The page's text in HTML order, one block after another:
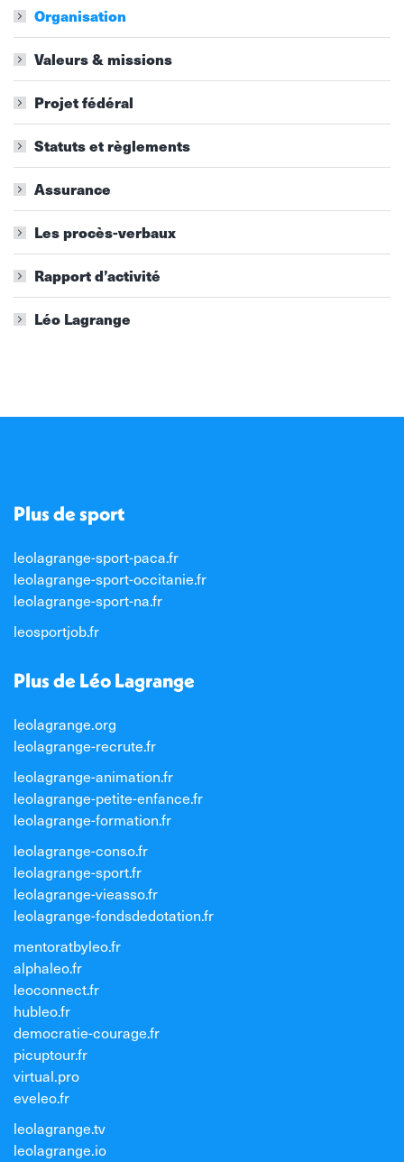
Organisation
Valeurs & missions
Projet fédéral
Statuts et règlements
Assurance
Les procès-verbaux
Rapport d’activité
Léo Lagrange
Plus de sport
leolagrange-sport-paca.fr
leolagrange-sport-occitanie.fr
leolagrange-sport-na.fr
leosportjob.fr
Plus de Léo Lagrange
leolagrange.org
leolagrange-recrute.fr
leolagrange-animation.fr
leolagrange-petite-enfance.fr
leolagrange-formation.fr
leolagrange-conso.fr
leolagrange-sport.fr
leolagrange-vieasso.fr
leolagrange-fondsdedotation.fr
mentoratbyleo.fr
alphaleo.fr
leoconnect.fr
hubleo.fr
democratie-courage.fr
picuptour.fr
virtual.pro
eveleo.fr
leolagrange.tv
leolagrange.io